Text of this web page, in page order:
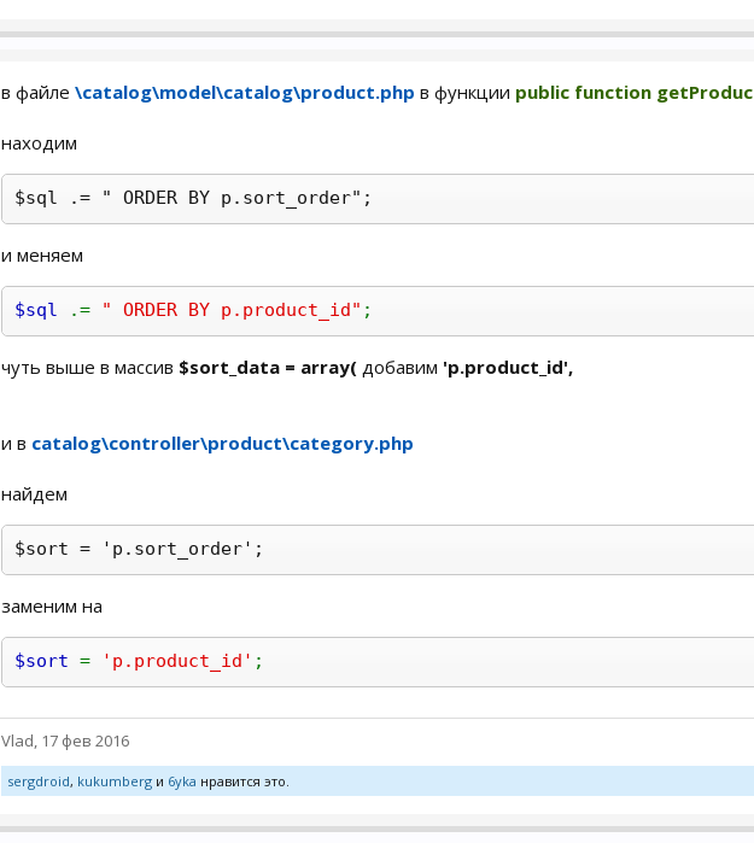
в файле \catalog\model\catalog\product.php в функции public function
находим
$sql .= " ORDER BY p.sort_order";
и меняем
$sql .= " ORDER BY p.product_id" ;
чуть выше в массив $sort_data = array( добавим 'p.product_id',
и в catalog\controller\product\category.php
найдем
$sort = 'p.sort_order';
заменим на
$sort = 'p.product_id' ;
Vlad, 17 фев 2016
sergdroid, kukumberg и 6yka нравится это.